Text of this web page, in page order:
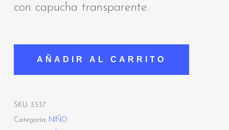
con capucha transparente.
AÑADIR AL CARRITO
SKU: 3337
Categoría: NIÑO